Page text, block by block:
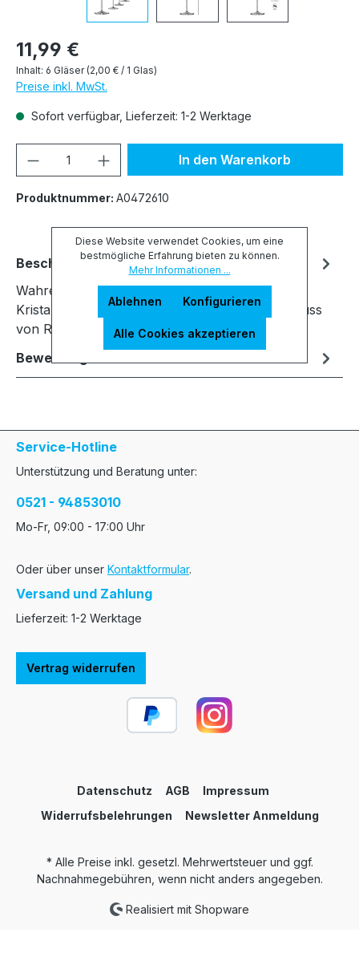
11,99 €
Inhalt: 6 Gläser (2,00 € / 1 Glas)
Preise inkl. MwSt.
Sofort verfügbar, Lieferzeit: 1-2 Werktage
Produkt Anzahl: Gib denIn den Warenkorb
Produktnummer: A0472610
Beschreibung
Wahrer Genuss: Rotweingläser aus feinstem
Kristallglas. Dieses Glas ist speziell für den Genuss
von Rotwein konzipiert und ü…Mehr
Bewertungen
Service-Hotline
Unterstützung und Beratung unter:
0521 - 94853010
Mo-Fr, 09:00 - 17:00 Uhr
Oder über unser Kontaktformular.
Versand und Zahlung
Lieferzeit: 1-2 Werktage
Vertrag widerrufen
Datenschutz AGB
Impressum
Widerrufsbelehrungen
Newsletter Anmeldung
* Alle Preise inkl. gesetzl. Mehrwertsteuer und ggf.
Nachnahmegebühren, wenn nicht anders angegeben.
Realisiert mit Shopware
Diese Website verwendet Cookies, um eine
bestmögliche Erfahrung bieten zu können.
Mehr Informationen ...
Ablehnen Konfigurieren
Alle Cookies akzeptieren